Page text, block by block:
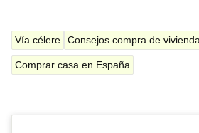
Vía célere Consejos compra de vivienda
Comprar casa en España